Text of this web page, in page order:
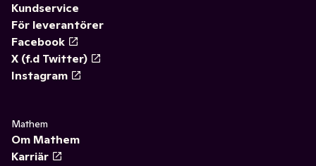
Kundservice
För leverantörer
Facebook
X (f.d Twitter)
Instagram
Mathem
Om Mathem
Karriär